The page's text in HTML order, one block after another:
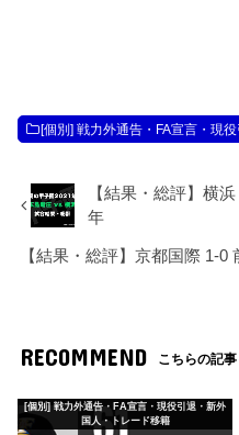
[個別] 戦力外通告・FA宣言・現
【結果・総評】横
年
【結果・総評】京都国際 1-0
RECOMMEND こちらの記事
[個別] 戦力外通告・FA宣言・現役引退・新外
国人・トレード移籍